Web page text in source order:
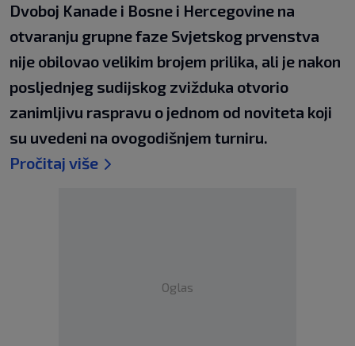
Dvoboj Kanade i Bosne i Hercegovine na
otvaranju grupne faze Svjetskog prvenstva
nije obilovao velikim brojem prilika, ali je nakon
posljednjeg sudijskog zvižduka otvorio
zanimljivu raspravu o jednom od noviteta koji
su uvedeni na ovogodišnjem turniru.
Pročitaj više
Oglas